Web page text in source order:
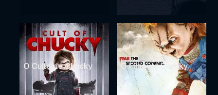
O Culto de Chucky O Filho de Chucky